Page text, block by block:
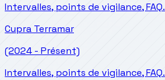
Intervalles, points de vigilance, FAQ.
Cupra Terramar
(2024 - Présent)
Intervalles, points de vigilance, FAQ.